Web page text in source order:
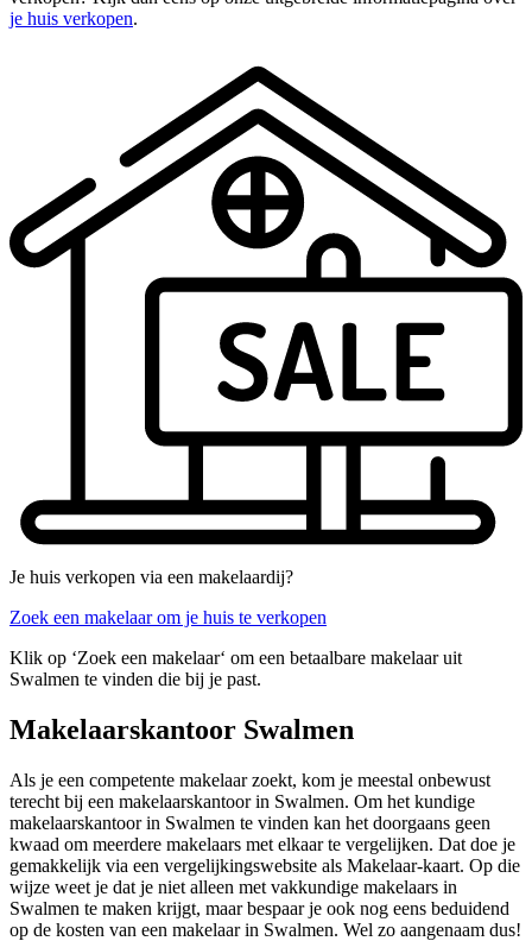
je huis verkopen.
Je huis verkopen via een makelaardij?
Zoek een makelaar om je huis te verkopen
Klik op ‘Zoek een makelaar‘ om een betaalbare makelaar uit
Swalmen te vinden die bij je past.
Makelaarskantoor Swalmen
Als je een competente makelaar zoekt, kom je meestal onbewust
terecht bij een makelaarskantoor in Swalmen. Om het kundige
makelaarskantoor in Swalmen te vinden kan het doorgaans geen
kwaad om meerdere makelaars met elkaar te vergelijken. Dat doe je
gemakkelijk via een vergelijkingswebsite als Makelaar-kaart. Op die
wijze weet je dat je niet alleen met vakkundige makelaars in
Swalmen te maken krijgt, maar bespaar je ook nog eens beduidend
op de kosten van een makelaar in Swalmen. Wel zo aangenaam dus!